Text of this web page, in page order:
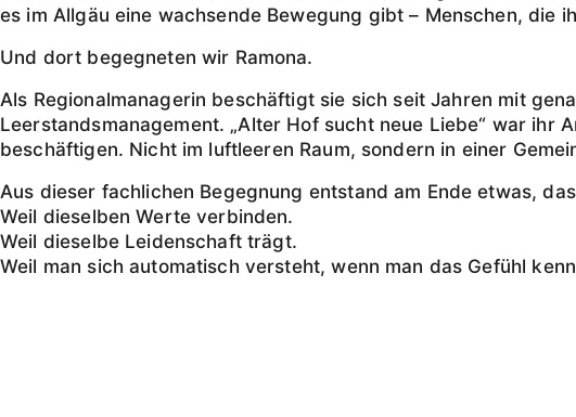
es im Allgäu eine wachsende Bewegung gibt – Menschen, die
Und dort begegneten wir Ramona.
Als Regionalmanagerin beschäftigt sie sich seit Jahren mit
Leerstandsmanagement. „Alter Hof sucht neue Liebe“ war ihr
beschäftigen. Nicht im luftleeren Raum, sondern in einer
Aus dieser fachlichen Begegnung entstand am Ende etwas,
Weil dieselben Werte verbinden.
Weil dieselbe Leidenschaft trägt.
Weil man sich automatisch versteht, wenn man das Gefühl